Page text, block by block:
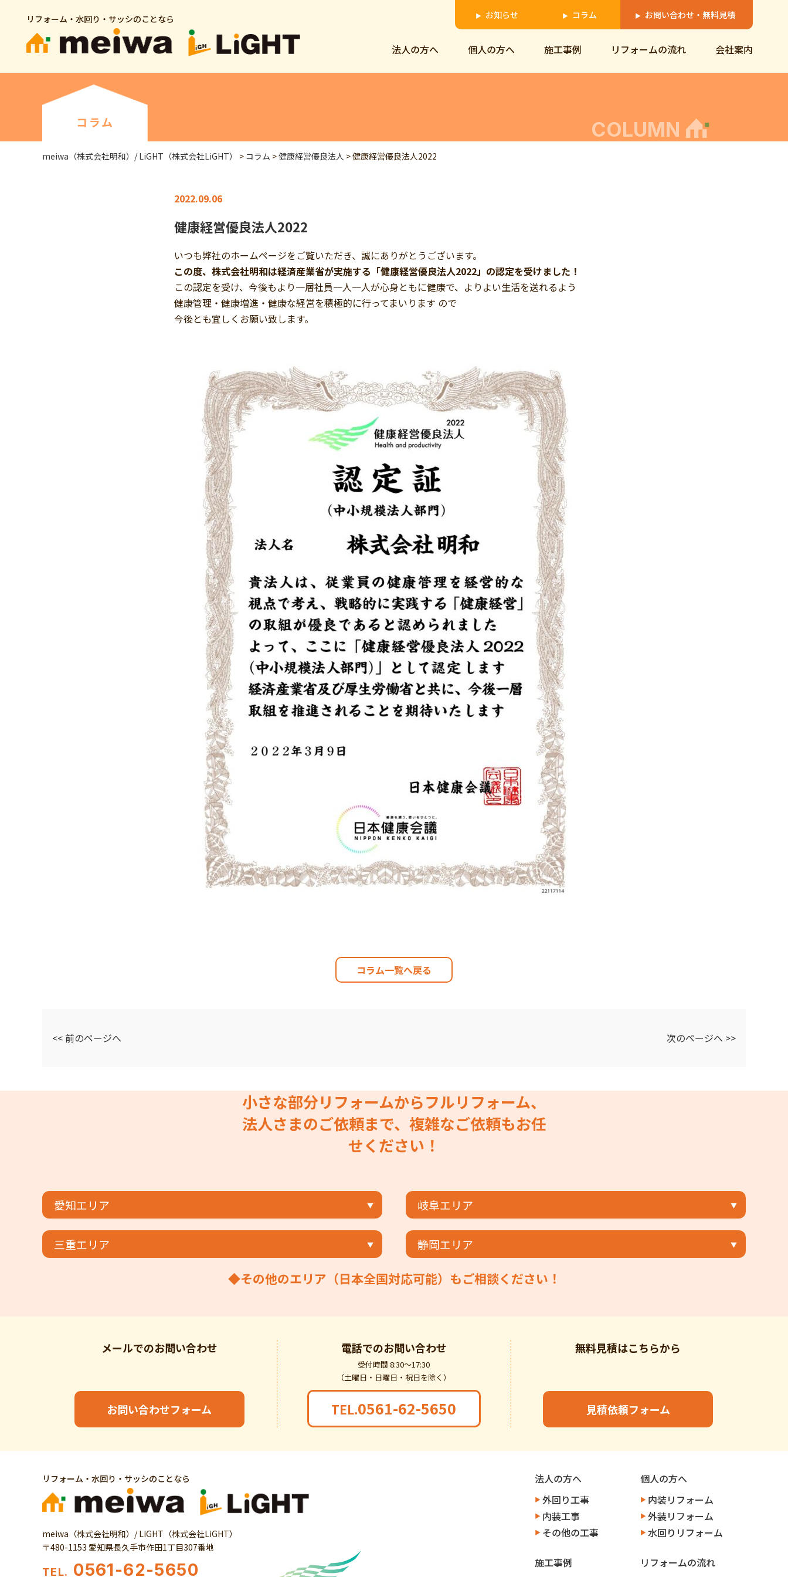
リフォーム・水回り・サッシのことなら ▶ お知らせ ▶ コラム ▶ お問い合わせ・無料見積
法人の方へ 個人の方へ 施工事例 リフォームの流れ 会社案内
コラム COLUMN
meiwa（株式会社明和）/ LiGHT（株式会社LiGHT） > コラム >健康経営優良法人 >健康経営優良法人2022
2022.09.06
健康経営優良法人2022
いつも弊社のホームページをご覧いただき、誠にありがとうございます。
この度、株式会社明和は経済産業省が実施する「健康経営優良法人2022」の認定を受けました！
この認定を受け、今後もより一層社員一人一人が心身ともに健康で、よりよい生活を送れるよう
健康管理・健康増進・健康な経営を積極的に行ってまいります ので
今後とも宜しくお願い致します。
コラム一覧へ戻る
<< 前のページへ 次のページへ >>
小さな部分リフォームからフルリフォーム、
法人さまのご依頼まで、複雑なご依頼もお任
せください！
愛知エリア 岐阜エリア
三重エリア 静岡エリア
◆その他のエリア（日本全国対応可能）もご相談ください！
メールでのお問い合わせ
お問い合わせフォーム
電話でのお問い合わせ
受付時間 8:30～17:30
（土曜日・日曜日・祝日を除く）
TEL.0561-62-5650
無料見積はこちらから
見積依頼フォーム
リフォーム・水回り・サッシのことなら
meiwa（株式会社明和）/ LiGHT（株式会社LiGHT）
〒480-1153 愛知県長久手市作田1丁目307番地
TEL. 0561-62-5650
法人の方へ
外回り工事
内装工事
その他の工事
個人の方へ
内装リフォーム
外装リフォーム
水回りリフォーム
施工事例
リフォームの流れ